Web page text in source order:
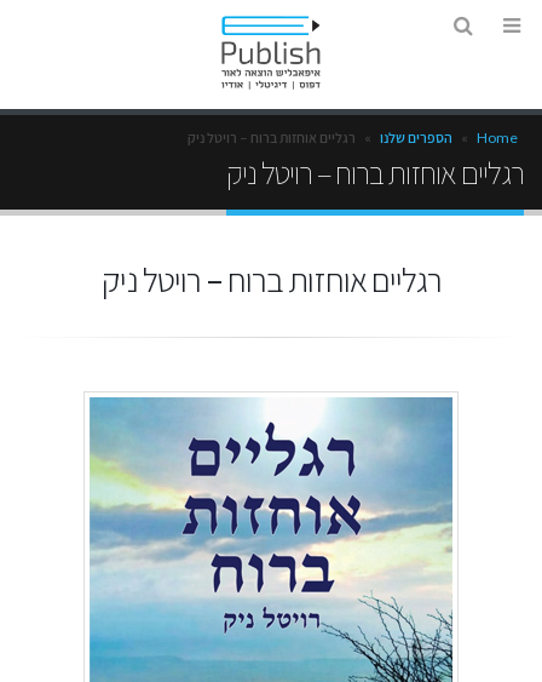
Home
» הספרים שלנו » רגליים אוחזות ברוח – רויטל ניק
רגליים אוחזות ברוח – רויטל ניק
רגליים אוחזות ברוח – רויטל ניק